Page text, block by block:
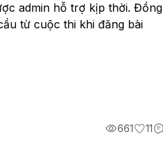
admin hỗ trợ kịp thời. Đồng
từ cuộc thi khi đăng bài
661 11